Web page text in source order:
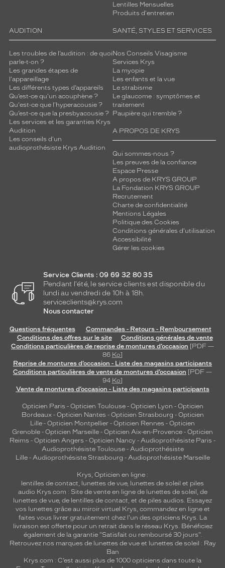
Lentilles Mensuelles
Produits d'entretien
AUDITION
Les troubles de l’audition : de quoi
parle-t-on ?
Les grandes étapes de
l'appareillage
Les différents types d’appareils
Qu’est-ce qu'un acouphène ?
Qu'est-ce que l'hyperacousie ?
Qu’est-ce que la presbyacousie ?
Les services et les garanties Krys
Audition
Les conseils d'un
audioprothésiste Krys Audition
SANTÉ, STYLES ET SERVICES
Nos Conseils Visagisme
Services Krys
La myopie
Les enfants et la vue
Le strabisme
Le glaucome : symptômes et
traitement
Paupière qui tremble ?
A PROPOS DE KRYS
Qui sommes-nous ?
Les preuves de la confiance
Espace Presse
A propos de KRYS GROUP
La Fondation KRYS GROUP
Recrutement
Charte de confidentialité
Mentions Légales
Politique des Cookies
Conditions générales d'utilisation
Accessibilité
Gérer les cookies
Service Clients : 09 69 32 80 35
Pendant l'été, le service clients est disponible du
lundi au vendredi de 10h à 18h.
serviceclients@krys.com
Nous contacter
Questions fréquentes
Commandes - Retours - Remboursement
Conditions des offres sur le site
Conditions générales de vente
Conditions particulières de reprise de montures d’occasion [PDF —
86 Ko]
Reprise de montures d’occasion - Liste des magasins participants
Conditions particulières de vente de montures d’occasion [PDF —
94 Ko]
Vente de montures d’occasion - Liste des magasins participants
Opticien Paris - Opticien Toulouse- Opticien Lyon - Opticien
Bordeaux- Opticien Nantes - Opticien Strasbourg - Opticien
Lille - Opticien Montpellier - Opticien Rennes - Opticien
Grenoble - Opticien Marseille - Opticien Aix-en-Provence - Opticien
Reims - Opticien Angers - Opticien Nancy - Audioprothésiste Paris -
Audioprothésiste Toulouse- Audioprothésiste
Lille- Audioprothésiste Strasbourg - Audioprothésiste Marseille
Krys, Opticien en ligne :
lentilles de contact, lunettes de vue, lunettes de soleil et piles
audio Krys.com : Site de vente en ligne de lunettes de soleil, de
lunettes de vue, de lentilles de contact, et de piles audios. Essayez
vos lunettes grâce au miroir virtuel Krys, commandez en ligne et
faites vous livrer gratuitement chez l'un des opticiens Krys. La
livraison est offerte pour un retrait dans le réseau Krys. Bénéficiez
également de la garantie "Satisfait ou remboursé 30 jours".
Retrouvez nos marques de lunettes de vue et lunettes de soleil : Ray
Ban
Krys.com : C’est aussi plus de 1000 opticiens dans toute la